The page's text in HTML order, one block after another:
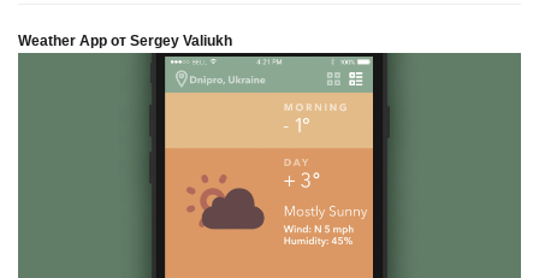
Weather App от Sergey Valiukh